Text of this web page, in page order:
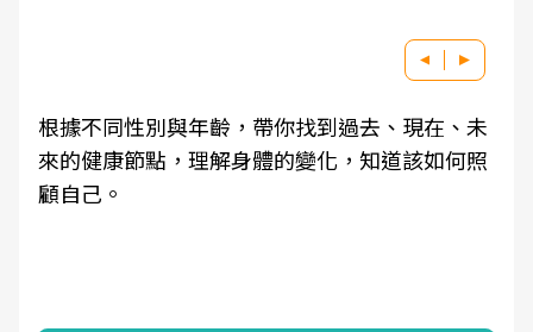
根據不同性別與年齡，帶你找到過去、現在、未
來的健康節點，理解身體的變化，知道該如何照
顧自己。